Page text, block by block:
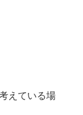
えている場